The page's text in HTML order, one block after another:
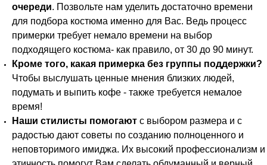
очереди. Позвольте нам уделить достаточно времени
для подбора костюма именно для Вас. Ведь процесс
примерки требует немало времени на выбор
подходящего костюма- как правило, от 30 до 90 минут.
Кроме того, какая примерка без группы поддержки?
Чтобы выслушать ценные мнения близких людей,
подумать и выпить кофе - также требуется немалое
время!
Наши стилисты помогают с выбором размера и с
радостью дают советы по созданию полноценного и
неповторимого имиджа. Их высокий профессионализм и